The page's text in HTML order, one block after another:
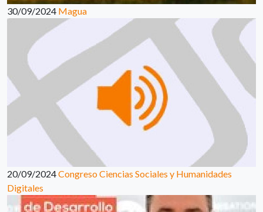
30/09/2024 Magua
20/09/2024Congreso Ciencias Sociales y Humanidades
Digitales